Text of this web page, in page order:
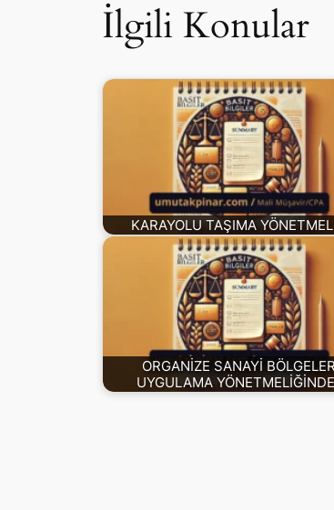
İlgili Konular
KARAYOLU TAŞIMA
ORGANİZE SANAYİ
UYGULAMA